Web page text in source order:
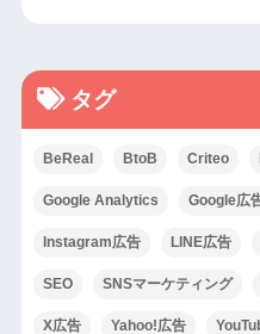
タグ
BeReal BtoB Criteo
Google Analytics Google広
Instagram広告 LINE広告
SEO SNSマーケティング
X広告 Yahoo!広告